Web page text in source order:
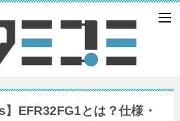
EFR32FG1とは？仕様・